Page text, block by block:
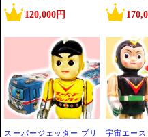
120,000円
スーパージェッター ブリ
宇宙エー